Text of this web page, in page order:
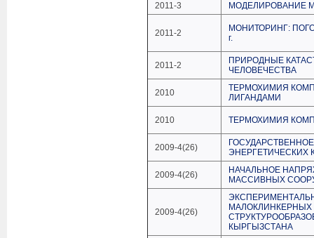
2011-3
МОДЕЛИРОВАНИЕ
2011-2
МОНИТОРИНГ:
г.
2011-2
ПРИРОДНЫЕ
ЧЕЛОВЕЧЕСТВА
2010
ТЕРМОХИМИЯ
ЛИГАНДАМИ
2010 ТЕРМОХИМИЯ
2009-4(26)
ЭНЕРГЕТИЧЕСКИХ
2009-4(26)
НАЧАЛЬНОЕ
МАССИВНЫХ
2009-4(26)
КЫРГЫЗСТАНА